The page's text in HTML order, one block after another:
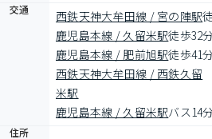
交通 西鉄天神大牟田線 / 宮の陣駅
鹿児島本線 / 久留米駅徒歩32
鹿児島本線 / 肥前旭駅徒歩41
西鉄天神大牟田線 / 西鉄久留
米駅
鹿児島本線 / 久留米駅バス14
住所